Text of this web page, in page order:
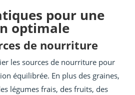
pour une
optimale
de nourriture
les sources de nourriture pour
équilibrée. En plus des graines,
légumes frais, des fruits, des